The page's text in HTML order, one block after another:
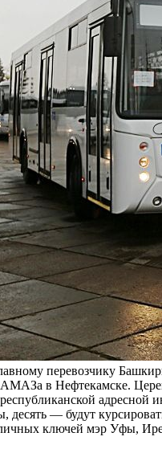
перевозчику
в Нефтекамске.
республиканской
— будут
ключей мэр Уфы,